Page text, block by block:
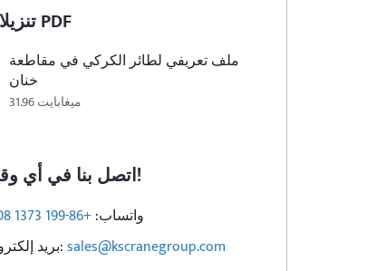
تنزيلات PDF
ملف تعريفي لطائر الكركي في مقاطعة
خنان
31.96 ميغابايت
اتصل بنا في أي وقت!
واتساب:+86-199 1373 9708
بريد إلكتروني:sales@kscranegroup.com